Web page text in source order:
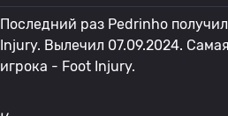
Последний раз Pedrinho
Injury. Вылечил 07.09.2024.
игрока - Foot Injury.